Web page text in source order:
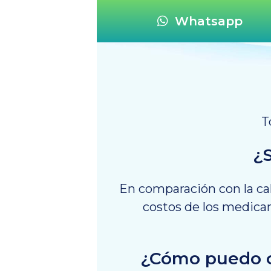
Whatsapp
En comparación con la
costos de los
¿Cómo puedo